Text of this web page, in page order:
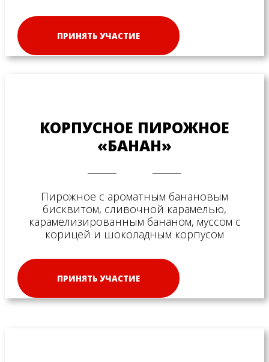
ПРИНЯТЬ УЧАСТИЕ
КОРПУСНОЕ ПИРОЖНОЕ
«БАНАН»
Пирожное с ароматным банановым
бисквитом, сливочной карамелью,
карамелизированным бананом, муссом с
корицей и шоколадным корпусом
ПРИНЯТЬ УЧАСТИЕ